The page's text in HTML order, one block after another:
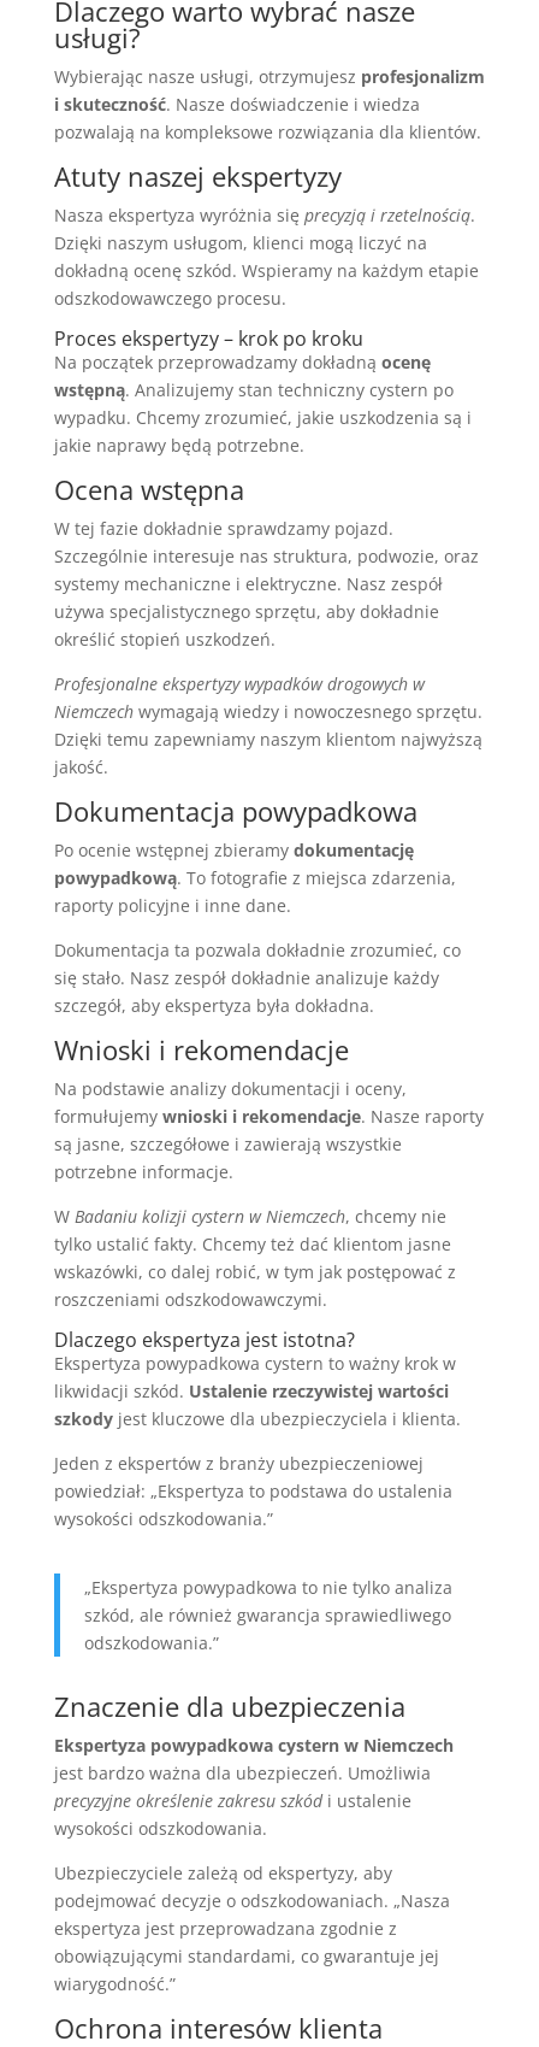
Dlaczego warto wybrać nasze
usługi?
Wybierając nasze usługi, otrzymujesz profesjonalizm
i skuteczność. Nasze doświadczenie i wiedza
pozwalają na kompleksowe rozwiązania dla klientów.
Atuty naszej ekspertyzy
Nasza ekspertyza wyróżnia się precyzją i rzetelnością.
Dzięki naszym usługom, klienci mogą liczyć na
dokładną ocenę szkód. Wspieramy na każdym etapie
odszkodowawczego procesu.
Proces ekspertyzy – krok po kroku
Na początek przeprowadzamy dokładną ocenę
wstępną. Analizujemy stan techniczny cystern po
wypadku. Chcemy zrozumieć, jakie uszkodzenia są i
jakie naprawy będą potrzebne.
Ocena wstępna
W tej fazie dokładnie sprawdzamy pojazd.
Szczególnie interesuje nas struktura, podwozie, oraz
systemy mechaniczne i elektryczne. Nasz zespół
używa specjalistycznego sprzętu, aby dokładnie
określić stopień uszkodzeń.
Profesjonalne ekspertyzy wypadków drogowych w
Niemczechwymagają wiedzy i nowoczesnego sprzętu.
Dzięki temu zapewniamy naszym klientom najwyższą
jakość.
Dokumentacja powypadkowa
Po ocenie wstępnej zbieramy dokumentację
powypadkową. To fotografie z miejsca zdarzenia,
raporty policyjne i inne dane.
Dokumentacja ta pozwala dokładnie zrozumieć, co
się stało. Nasz zespół dokładnie analizuje każdy
szczegół, aby ekspertyza była dokładna.
Wnioski i rekomendacje
Na podstawie analizy dokumentacji i oceny,
formułujemy wnioski i rekomendacje. Nasze raporty
są jasne, szczegółowe i zawierają wszystkie
potrzebne informacje.
W Badaniu kolizji cystern w Niemczech, chcemy nie
tylko ustalić fakty. Chcemy też dać klientom jasne
wskazówki, co dalej robić, w tym jak postępować z
roszczeniami odszkodowawczymi.
Dlaczego ekspertyza jest istotna?
Ekspertyza powypadkowa cystern to ważny krok w
likwidacji szkód. Ustalenie rzeczywistej wartości
szkodyjest kluczowe dla ubezpieczyciela i klienta.
Jeden z ekspertów z branży ubezpieczeniowej
powiedział: „Ekspertyza to podstawa do ustalenia
wysokości odszkodowania.”
„Ekspertyza powypadkowa to nie tylko analiza
szkód, ale również gwarancja sprawiedliwego
odszkodowania.”
Znaczenie dla ubezpieczenia
Ekspertyza powypadkowa cystern w Niemczech
jest bardzo ważna dla ubezpieczeń. Umożliwia
precyzyjne określenie zakresu szkódi ustalenie
wysokości odszkodowania.
Ubezpieczyciele zależą od ekspertyzy, aby
podejmować decyzje o odszkodowaniach. „Nasza
ekspertyza jest przeprowadzana zgodnie z
obowiązującymi standardami, co gwarantuje jej
wiarygodność.”
Ochrona interesów klienta